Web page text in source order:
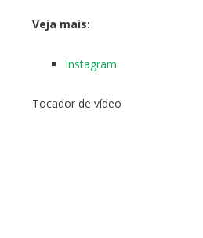
Veja mais:
Instagram
Tocador de vídeo